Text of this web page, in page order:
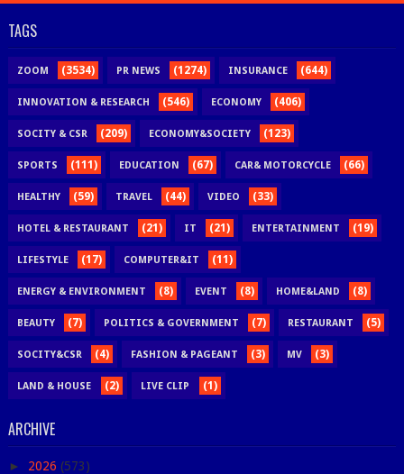
TAGS
ZOOM (3534) PR NEWS (1274) INSURANCE (644)
INNOVATION & RESEARCH (546) ECONOMY (406)
SOCITY & CSR (209) ECONOMY&SOCIETY (123)
SPORTS (111) EDUCATION (67) CAR& MOTORCYCLE (66)
HEALTHY (59) TRAVEL (44) VIDEO (33)
HOTEL & RESTAURANT (21) IT (21) ENTERTAINMENT (19)
LIFESTYLE (17) COMPUTER&IT (11)
ENERGY & ENVIRONMENT (8) EVENT (8) HOME&LAND (8)
BEAUTY (7) POLITICS & GOVERNMENT (7) RESTAURANT (5)
SOCITY&CSR (4) FASHION & PAGEANT (3) MV (3)
LAND & HOUSE (2) LIVE CLIP (1)
ARCHIVE
► 2026 (573)